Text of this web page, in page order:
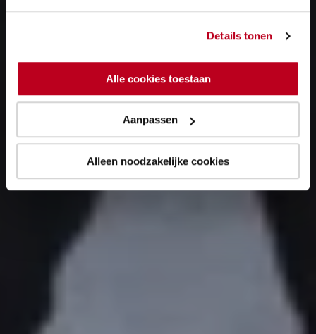
Details tonen
Alle cookies toestaan
Aanpassen
Alleen noodzakelijke cookies